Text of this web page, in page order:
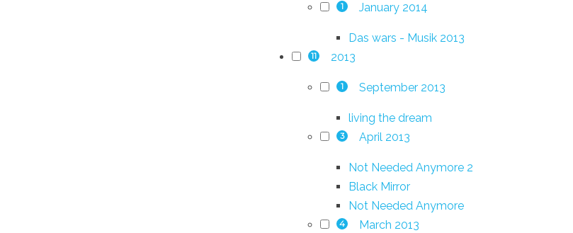
1 January 2014
Das wars - Musik 2013
11 2013
1 September 2013
living the dream
3 April 2013
Not Needed Anymore 2
Black Mirror
Not Needed Anymore
4 March 2013